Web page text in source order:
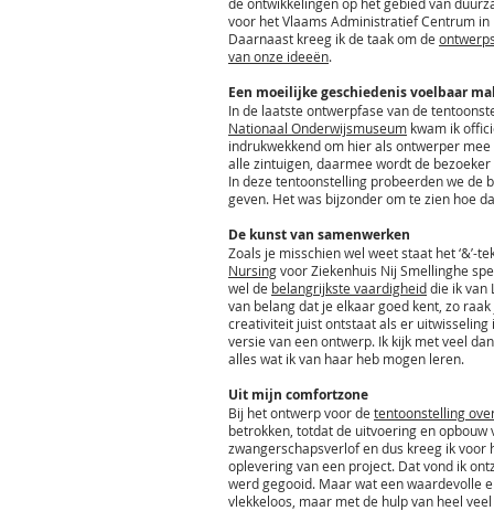
voor het Vlaams Administratief Centrum
Daarnaast kreeg ik de taak om de
van onze ideeën.
Een moeilijke geschiedenis voelbaar
In de laatste ontwerpfase van de
Nationaal Onderwijsmuseum kwam ik
indrukwekkend om hier als ontwerper
alle zintuigen, daarmee wordt de
In deze tentoonstelling probeerden we de
geven. Het was bijzonder om te zien hoe
De kunst van samenwerken
Zoals je misschien wel weet staat het
Nursingvoor Ziekenhuis Nij Smellinghe
wel de belangrijkste vaardigheiddie ik van
van belang dat je elkaar goed kent, zo
creativiteit juist ontstaat als er uitwisseling
versie van een ontwerp. Ik kijk met veel
alles wat ik van haar heb mogen leren.
Uit mijn comfortzone
Bij het ontwerp voor de tentoonstelling
betrokken, totdat de uitvoering en
zwangerschapsverlof en dus kreeg ik
oplevering van een project. Dat vond ik
werd gegooid. Maar wat een waardevolle
vlekkeloos, maar met de hulp van heel